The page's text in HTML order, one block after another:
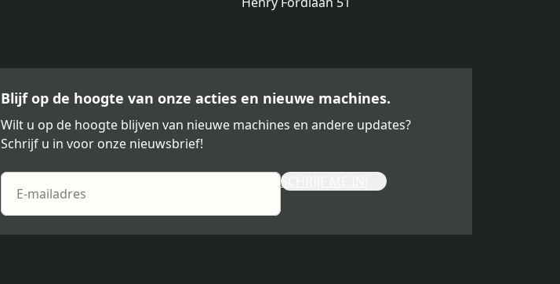
Blijf op de hoogte van onze acties en nieuwe machines.
Wilt u op de hoogte blijven van nieuwe machines en andere updates?
Schrijf u in voor onze nieuwsbrief!
SCHRIJF ME IN!